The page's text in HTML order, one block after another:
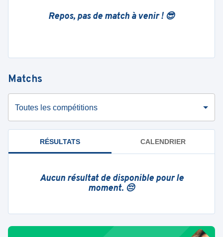
Repos, pas de match à venir ! 😎
Matchs
Toutes les compétitions
RÉSULTATS CALENDRIER
Aucun résultat de disponible pour le
moment. 😔